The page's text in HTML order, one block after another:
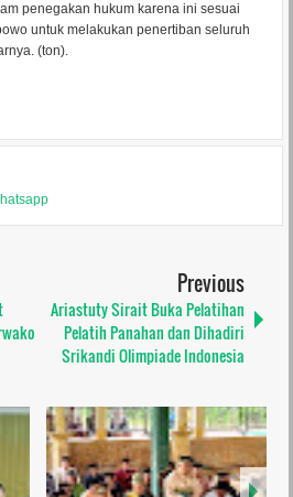
penegakan hukum karena ini sesuai
untuk melakukan penertiban seluruh
(ton).
Previous
Ariastuty Sirait Buka Pelatihan
Pelatih Panahan dan Dihadiri
Srikandi Olimpiade Indonesia